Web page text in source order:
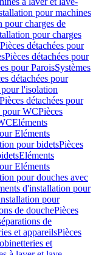
pour machines
pour charges de
pour charges
Pièces détachées pour
Pièces détachées pour
pour ParoisSystèmes
détachées pour
l'isolation
Pièces détachées pour
pour WCPièces
Eléments
Eléments
pour bidetsPièces
Eléments
Eléments
pour douches avec
d'installation pour
pour
de douchePièces
de
et appareilsPièces
et